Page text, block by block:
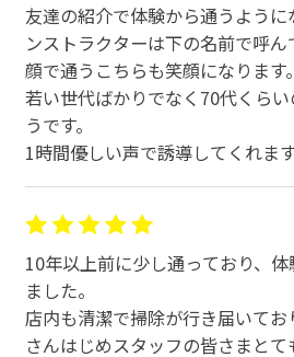
友達の紹介で体験から通うよう
ンストラクターは下の名前で呼
顔で通うこちらも笑顔になります。
若い世代ばかりでなく70代くら
うです。
1時間優しい声で誘導してくれます
10年以上前に少し通っており、
ました。
店内も清潔で掃除が行き届いて
さんはじめスタッフの皆さまと